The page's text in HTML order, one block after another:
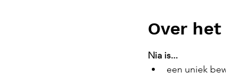
Over
Nia is...
een uniek